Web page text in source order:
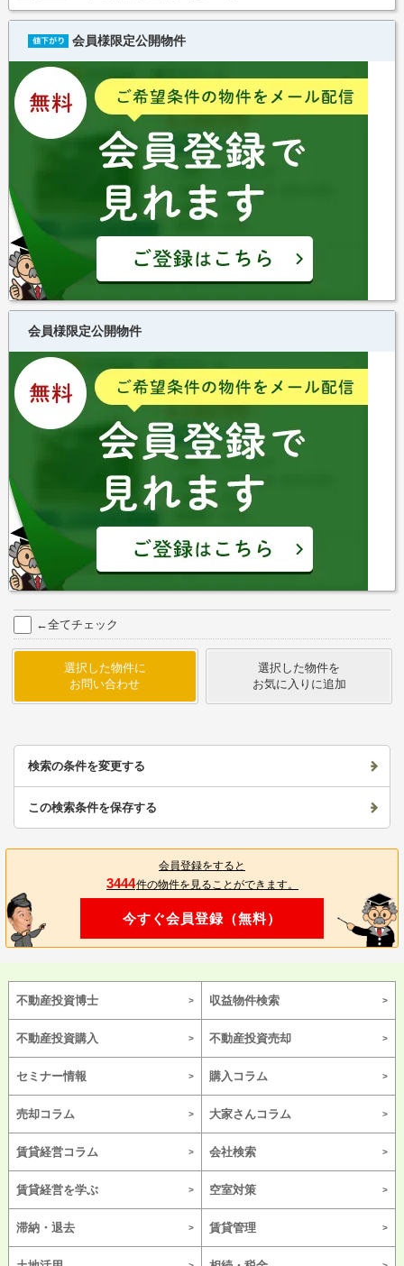
会員様限定公開物件
会員様限定公開物件
←全てチェック
選択した物件に
お問い合わせ
選択した物件を
お気に入りに追加
検索の条件を変更する
この検索条件を保存する
会員登録をすると
3444件の物件を見ることができます。
今すぐ会員登録（無料）
不動産投資博士 収益物件検索
不動産投資購入 不動産投資売却
セミナー情報 購入コラム
売却コラム 大家さんコラム
賃貸経営コラム 会社検索
賃貸経営を学ぶ 空室対策
滞納・退去 賃貸管理